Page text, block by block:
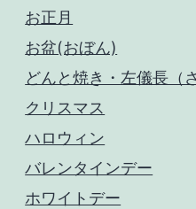
お正月
お盆(おぼん)
どんと焼き・左儀長（
クリスマス
ハロウィン
バレンタインデー
ホワイトデー